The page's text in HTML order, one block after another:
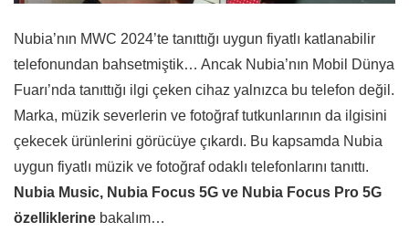
Nubia’nın MWC 2024’te tanıttığı uygun fiyatlı katlanabilir
telefonundan bahsetmiştik… Ancak Nubia’nın Mobil Dünya
Fuarı’nda tanıttığı ilgi çeken cihaz yalnızca bu telefon değil.
Marka, müzik severlerin ve fotoğraf tutkunlarının da ilgisini
çekecek ürünlerini görücüye çıkardı. Bu kapsamda Nubia
uygun fiyatlı müzik ve fotoğraf odaklı telefonlarını tanıttı.
Nubia Music, Nubia Focus 5G ve Nubia Focus Pro 5G
özelliklerine bakalım…